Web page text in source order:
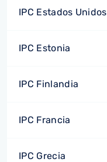
IPC Estados Unidos
IPC Estonia
IPC Finlandia
IPC Francia
IPC Grecia